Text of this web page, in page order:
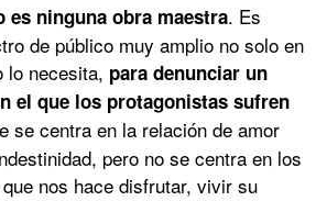
es ninguna obra maestra. Es
de público muy amplio no solo en
lo necesita, para denunciar un
el que los protagonistas sufren
se centra en la relación de amor
pero no se centra en los
nos hace disfrutar, vivir su